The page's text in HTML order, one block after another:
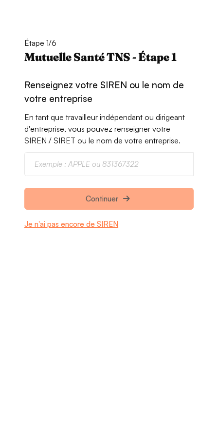
Étape 1/6
Mutuelle Santé TNS - Étape 1
Renseignez votre SIREN ou le nom de
votre entreprise
En tant que travailleur indépendant ou dirigeant
d'entreprise, vous pouvez renseigner votre
SIREN / SIRET ou le nom de votre entreprise.
Continuer
Je n'ai pas encore de SIREN